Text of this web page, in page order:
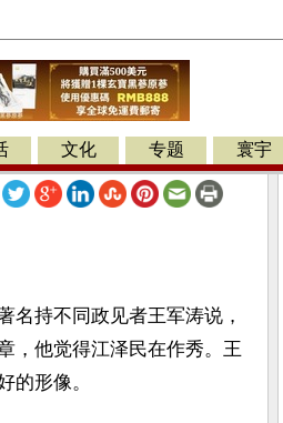
文化 专题 寰宇
名持不同政见者王军涛说，
，他觉得江泽民在作秀。王
的形像。